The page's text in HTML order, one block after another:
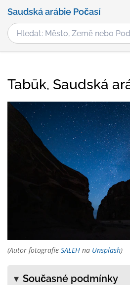
Saudská arábie Počasí
Tabūk, Saudská
(Autor fotografie SALEH na Unsplash)
Současné podmínky